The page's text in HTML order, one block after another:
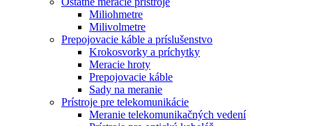
Miliohmetre
Milivolmetre
Prepojovacie káble a príslušenstvo
Krokosvorky a príchytky
Meracie hroty
Prepojovacie káble
Sady na meranie
Prístroje pre telekomunikácie
Meranie telekomunikačných vedení